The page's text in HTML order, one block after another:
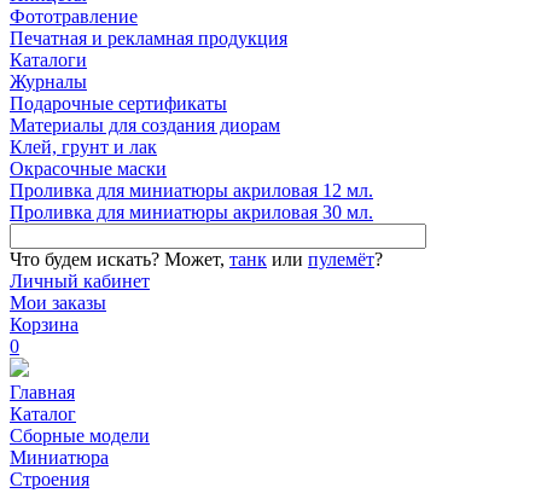
Фототравление
Печатная и рекламная продукция
Каталоги
Журналы
Подарочные сертификаты
Материалы для создания диорам
Клей, грунт и лак
Окрасочные маски
Проливка для миниатюры акриловая 12 мл.
Проливка для миниатюры акриловая 30 мл.
Что будем искать? Может, танк или пулемёт?
Личный кабинет
Мои заказы
Корзина
0
Главная
Каталог
Сборные модели
Миниатюра
Строения